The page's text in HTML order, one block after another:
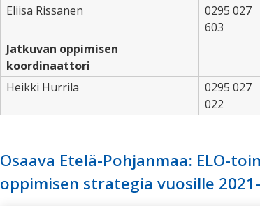
Eliisa Rissanen
0295 027
603
Jatkuvan oppimisen
koordinaattori
Heikki Hurrila
0295 027
022
Osaava Etelä-Pohjanmaa: ELO-
oppimisen strategia vuosille